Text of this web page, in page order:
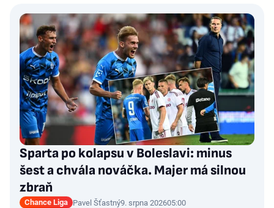
Sparta po kolapsu v Boleslavi: minus
šest a chvála nováčka. Majer má silnou
zbraň
Chance Liga Pavel Šťastný9. srpna 202605:00